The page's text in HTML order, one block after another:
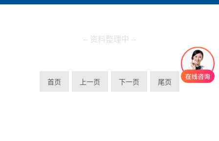
-- 资料整理中 --
首页 上一页 下一页 尾页